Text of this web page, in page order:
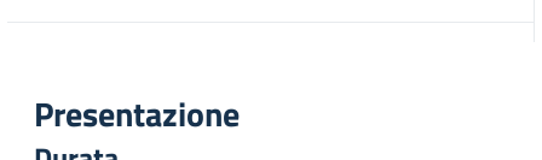
Presentazione